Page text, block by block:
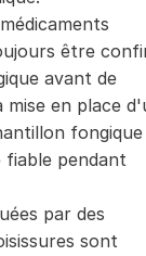
être
avant de
en place
fongique
fiable pendant
par des
sont